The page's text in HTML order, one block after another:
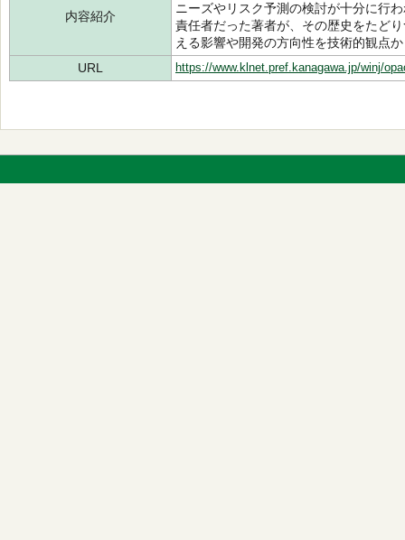
内容紹介
ニーズやリスク予測の検討が十分に行
責任者だった著者が、その歴史をたど
える影響や開発の方向性を技術的観点
URL
https://www.klnet.pref.kanagawa.jp/winj/